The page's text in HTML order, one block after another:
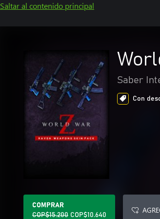
Saltar al contenido principal
Saber
Con
COMPRAR
COP$15.200 COP$10.640